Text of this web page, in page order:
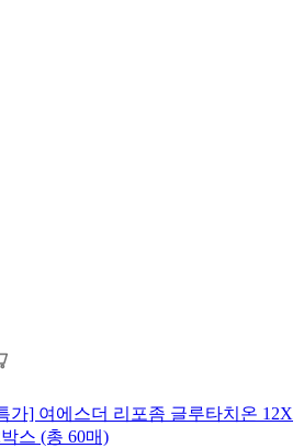
가] 여에스더 리포좀 글루타치온 12X
스 (총 60매)